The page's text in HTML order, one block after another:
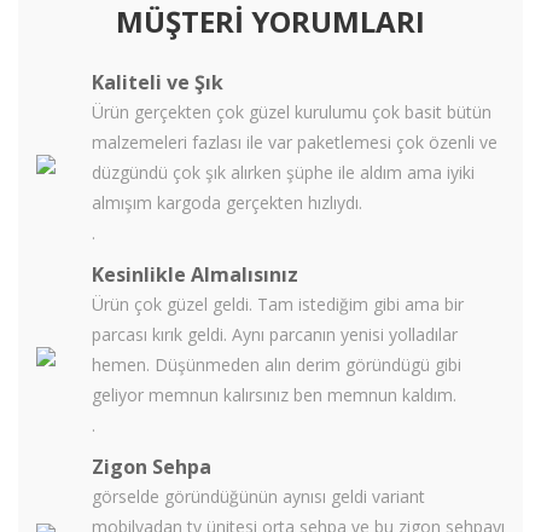
MÜŞTERİ YORUMLARI
Kaliteli ve Şık
Ürün gerçekten çok güzel kurulumu çok basit bütün
malzemeleri fazlası ile var paketlemesi çok özenli ve
düzgündü çok şık alırken şüphe ile aldım ama iyiki
almışım kargoda gerçekten hızlıydı.
.
Kesinlikle Almalısınız
Ürün çok güzel geldi. Tam istediğim gibi ama bir
parcası kırık geldi. Aynı parcanın yenisi yolladılar
hemen. Düşünmeden alın derim göründügü gibi
geliyor memnun kalırsınız ben memnun kaldım.
.
Zigon Sehpa
görselde göründüğünün aynısı geldi variant
mobilyadan tv ünitesi orta sehpa ve bu zigon sehpayı